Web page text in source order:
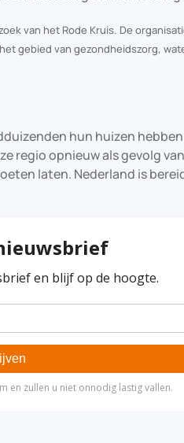
van het Rode Kruis. De
gebied van gezondheidszorg,
hun huizen
regio opnieuw als gevolg
laten. Nederland is